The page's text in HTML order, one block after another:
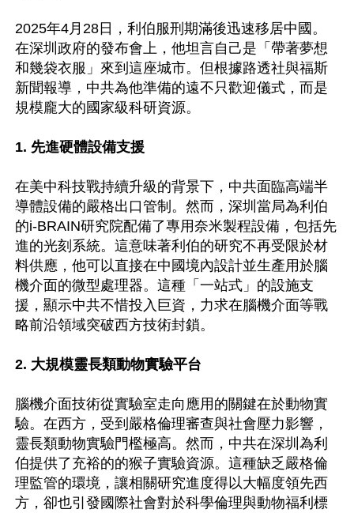
2025年4月28日，利伯服刑期滿後迅速移居中國。
在深圳政府的發布會上，他坦言自己是「帶著夢想
和幾袋衣服」來到這座城市。但根據路透社與福斯
新聞報導，中共為他準備的遠不只歡迎儀式，而是
規模龐大的國家級科研資源。
1. 先進硬體設備支援
在美中科技戰持續升級的背景下，中共面臨高端半
導體設備的嚴格出口管制。然而，深圳當局為利伯
的i-BRAIN研究院配備了專用奈米製程設備，包括先
進的光刻系統。這意味著利伯的研究不再受限於材
料供應，他可以直接在中國境內設計並生產用於腦
機介面的微型處理器。這種「一站式」的設施支
援，顯示中共不惜投入巨資，力求在腦機介面等戰
略前沿領域突破西方技術封鎖。
2. 大規模靈長類動物實驗平台
腦機介面技術從實驗室走向應用的關鍵在於動物實
驗。在西方，受到嚴格倫理審查與社會壓力影響，
靈長類動物實驗門檻極高。然而，中共在深圳為利
伯提供了充裕的的猴子實驗資源。這種缺乏嚴格倫
理監管的環境，讓相關研究進度得以大幅度領先西
方，卻也引發國際社會對於科學倫理與動物福利標